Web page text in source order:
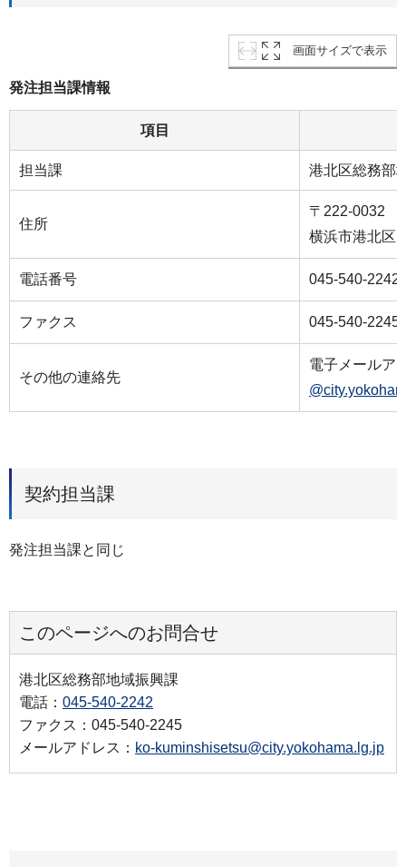
画面サイズで表示
発注担当課情報
項目
担当課 港北区総務部
住所
〒222-0032
横浜市港北区
電話番号 045-540-2242
ファクス 045-540-2245
その他の連絡先
電子メールア
契約担当課
発注担当課と同じ
このページへのお問合せ
港北区総務部地域振興課
電話： 045-540-2242
ファクス：045-540-2245
メールアドレス： ko-kuminshisetsu@city.yokohama.lg.jp